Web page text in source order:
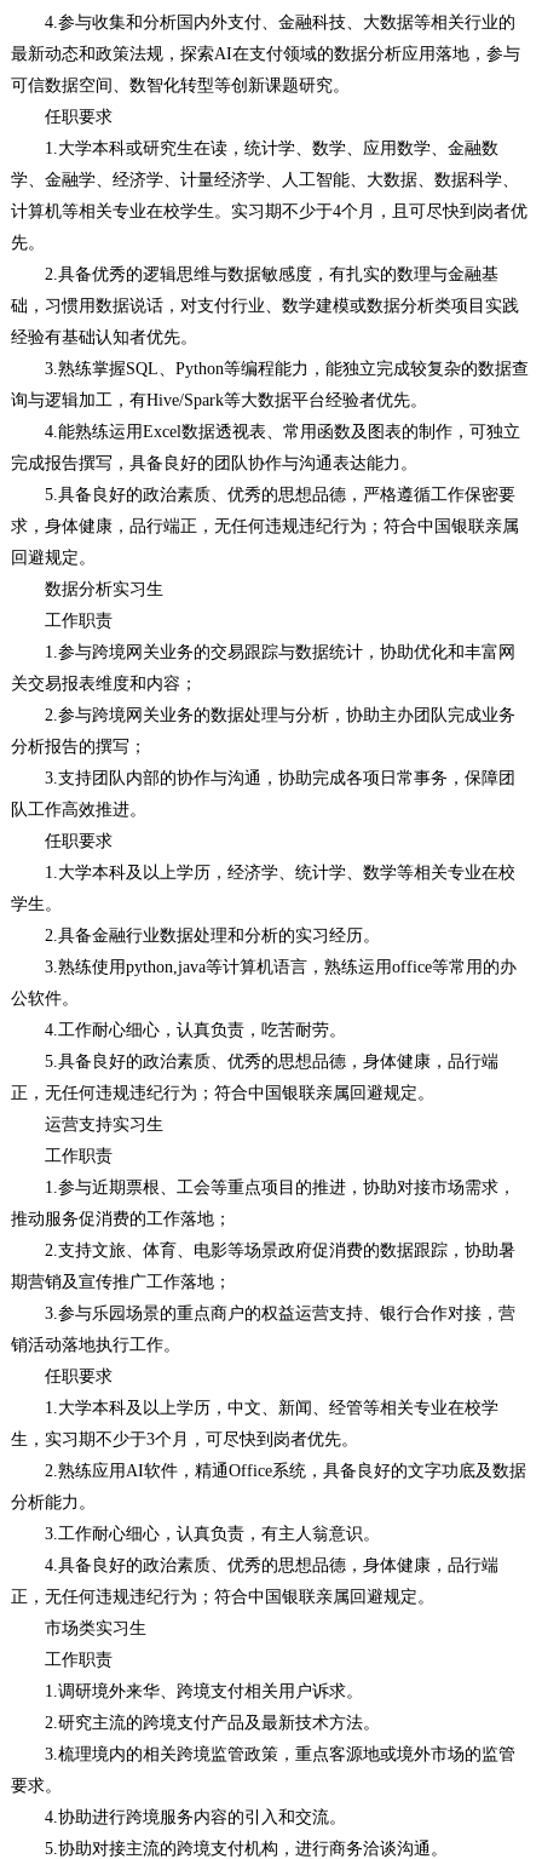
4.参与收集和分析国内外支付、金融科技、大数据等相关行业的
最新动态和政策法规，探索AI在支付领域的数据分析应用落地，参与
可信数据空间、数智化转型等创新课题研究。
任职要求
1.大学本科或研究生在读，统计学、数学、应用数学、金融数
学、金融学、经济学、计量经济学、人工智能、大数据、数据科学、
计算机等相关专业在校学生。实习期不少于4个月，且可尽快到岗者优
先。
2.具备优秀的逻辑思维与数据敏感度，有扎实的数理与金融基
础，习惯用数据说话，对支付行业、数学建模或数据分析类项目实践
经验有基础认知者优先。
3.熟练掌握SQL、Python等编程能力，能独立完成较复杂的数据查
询与逻辑加工，有Hive/Spark等大数据平台经验者优先。
4.能熟练运用Excel数据透视表、常用函数及图表的制作，可独立
完成报告撰写，具备良好的团队协作与沟通表达能力。
5.具备良好的政治素质、优秀的思想品德，严格遵循工作保密要
求，身体健康，品行端正，无任何违规违纪行为；符合中国银联亲属
回避规定。
数据分析实习生
工作职责
1.参与跨境网关业务的交易跟踪与数据统计，协助优化和丰富网
关交易报表维度和内容；
2.参与跨境网关业务的数据处理与分析，协助主办团队完成业务
分析报告的撰写；
3.支持团队内部的协作与沟通，协助完成各项日常事务，保障团
队工作高效推进。
任职要求
1.大学本科及以上学历，经济学、统计学、数学等相关专业在校
学生。
2.具备金融行业数据处理和分析的实习经历。
3.熟练使用python,java等计算机语言，熟练运用office等常用的办
公软件。
4.工作耐心细心，认真负责，吃苦耐劳。
5.具备良好的政治素质、优秀的思想品德，身体健康，品行端
正，无任何违规违纪行为；符合中国银联亲属回避规定。
运营支持实习生
工作职责
1.参与近期票根、工会等重点项目的推进，协助对接市场需求，
推动服务促消费的工作落地；
2.支持文旅、体育、电影等场景政府促消费的数据跟踪，协助暑
期营销及宣传推广工作落地；
3.参与乐园场景的重点商户的权益运营支持、银行合作对接，营
销活动落地执行工作。
任职要求
1.大学本科及以上学历，中文、新闻、经管等相关专业在校学
生，实习期不少于3个月，可尽快到岗者优先。
2.熟练应用AI软件，精通Office系统，具备良好的文字功底及数据
分析能力。
3.工作耐心细心，认真负责，有主人翁意识。
4.具备良好的政治素质、优秀的思想品德，身体健康，品行端
正，无任何违规违纪行为；符合中国银联亲属回避规定。
市场类实习生
工作职责
1.调研境外来华、跨境支付相关用户诉求。
2.研究主流的跨境支付产品及最新技术方法。
3.梳理境内的相关跨境监管政策，重点客源地或境外市场的监管
要求。
4.协助进行跨境服务内容的引入和交流。
5.协助对接主流的跨境支付机构，进行商务洽谈沟通。